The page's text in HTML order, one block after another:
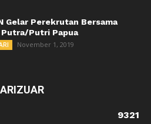
Gelar Perekrutan Bersama
Putra/Putri Papua
November 1, 2019
9321